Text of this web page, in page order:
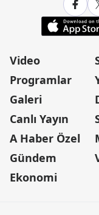
Video
Programlar
Galeri
Canlı Yayın
A Haber Özel
Gündem
Ekonomi